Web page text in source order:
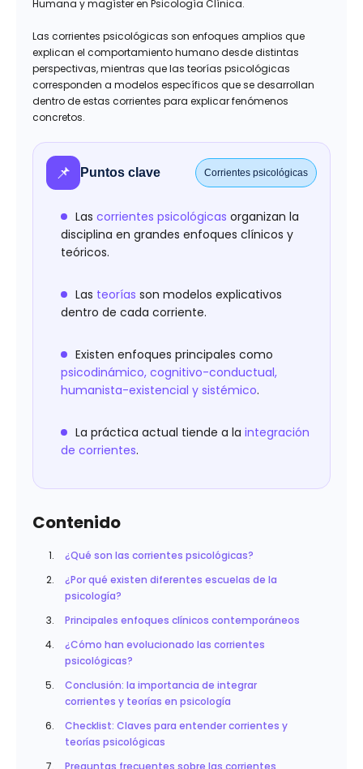
Humana y magíster en Psicología Clínica.
Las corrientes psicológicas son enfoques amplios que
explican el comportamiento humano desde distintas
perspectivas, mientras que las teorías psicológicas
corresponden a modelos específicos que se desarrollan
dentro de estas corrientes para explicar fenómenos
concretos.
📌 Puntos clave Corrientes psicológicas
Las corrientes psicológicas organizan la
disciplina en grandes enfoques clínicos y
teóricos.
Las teorías son modelos explicativos
dentro de cada corriente.
Existen enfoques principales como
psicodinámico, cognitivo-conductual,
humanista-existencial y sistémico.
La práctica actual tiende a la integración
de corrientes.
Contenido
¿Qué son las corrientes psicológicas?
¿Por qué existen diferentes escuelas de la
psicología?
Principales enfoques clínicos contemporáneos
¿Cómo han evolucionado las corrientes
psicológicas?
Conclusión: la importancia de integrar
corrientes y teorías en psicología
Checklist: Claves para entender corrientes y
teorías psicológicas